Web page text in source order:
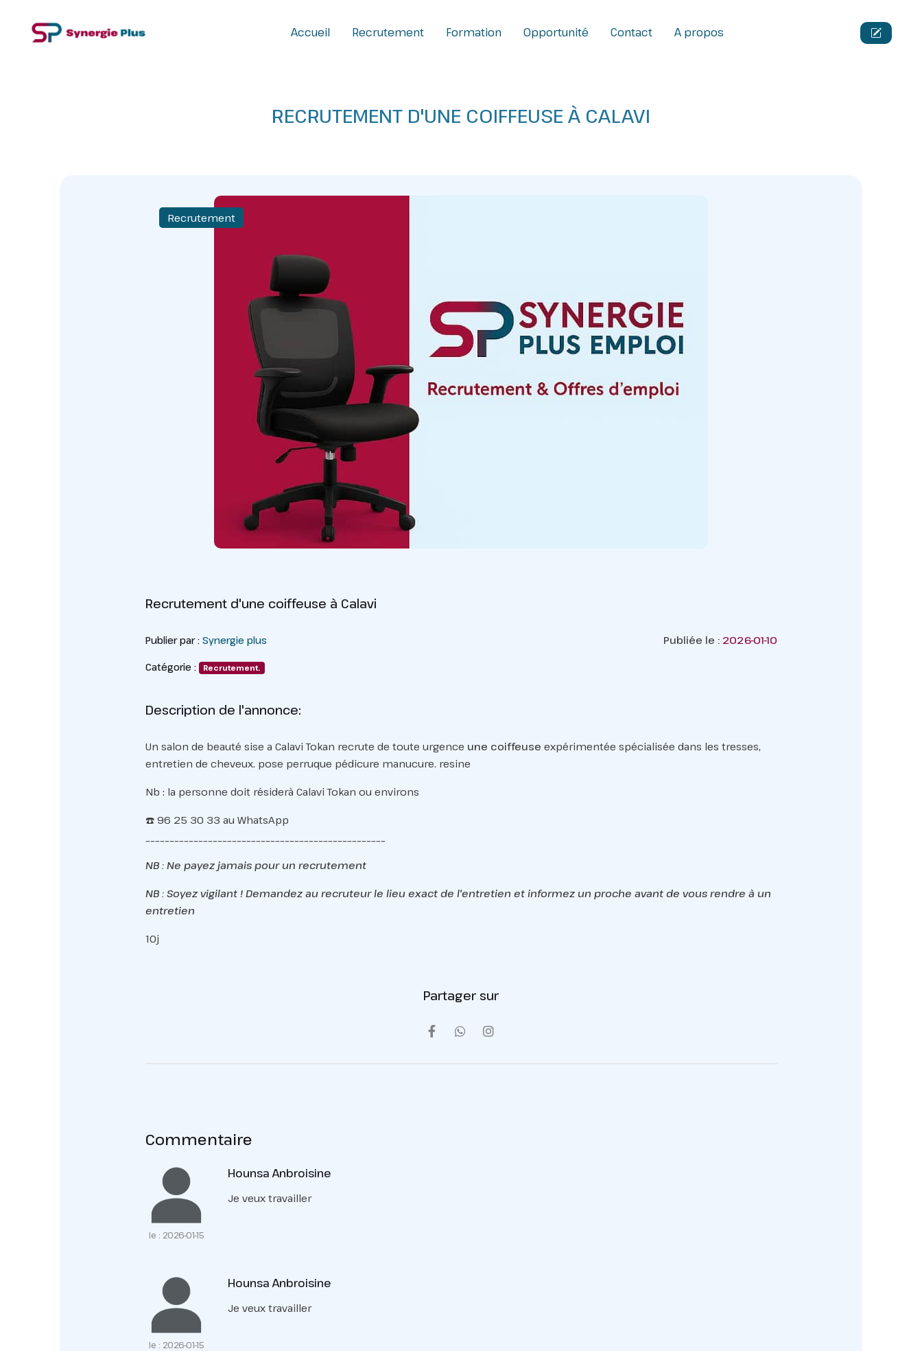
Accueil Recrutement Formation Opportunité Contact A propos
RECRUTEMENT D'UNE COIFFEUSE À CALAVI
Recrutement
Recrutement d'une coiffeuse à Calavi
Publier par : Synergie plus
Catégorie : Recrutement.
Publiée le : 2026-01-10
Description de l'annonce:
Un salon de beauté sise a Calavi Tokan recrute de toute urgence une coiffeuse expérimentée spécialisée dans les tresses,
entretien de cheveux. pose perruque pédicure manucure. resine
Nb : la personne doit résiderà Calavi Tokan ou environs
☎️ 96 25 30 33 au WhatsApp
NB : Ne payez jamais pour un recrutement
NB : Soyez vigilant ! Demandez au recruteur le lieu exact de l'entretien et informez un proche avant de vous rendre à un
entretien
10j
Partager sur
Commentaire
le : 2026-01-15
Hounsa Anbroisine
Je veux travailler
le : 2026-01-15
Hounsa Anbroisine
Je veux travailler